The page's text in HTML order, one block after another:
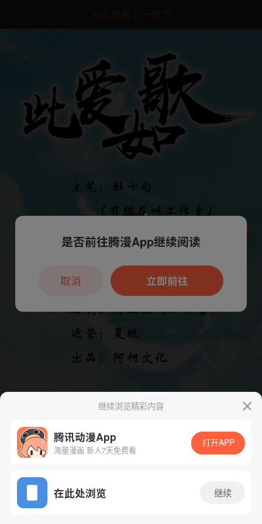
点击加载上一章节
App免费看
下一话
继续浏览精彩内容
腾讯动漫App
海量漫画 新人7天免费看
打开APP
在此处浏览 继续
本章节仅支持App阅读，可打开App新用
户7天免费看
是否前往腾漫App继续阅读
立即前往
取消